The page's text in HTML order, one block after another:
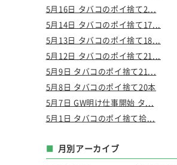
5月16日 タバコのポイ捨て2...
5月14日 タバコのポイ捨て17...
5月13日 タバコのポイ捨て18...
5月12日 タバコのポイ捨て21...
5月9日 タバコのポイ捨て21...
5月8日 タバコのポイ捨て20本
5月7日 GW明け仕事開始 タ...
5月1日 タバコのポイ捨て拾...
月別アーカイブ